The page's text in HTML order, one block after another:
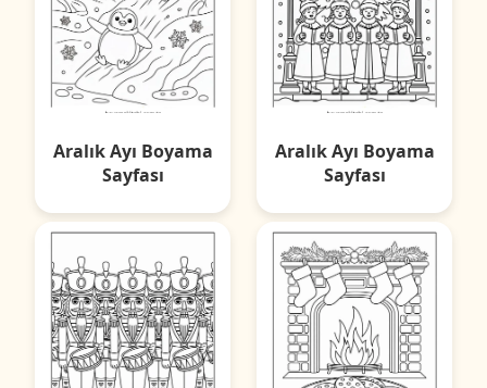
Aralık Ayı Boyama
Sayfası
Aralık Ayı Boyama
Sayfası